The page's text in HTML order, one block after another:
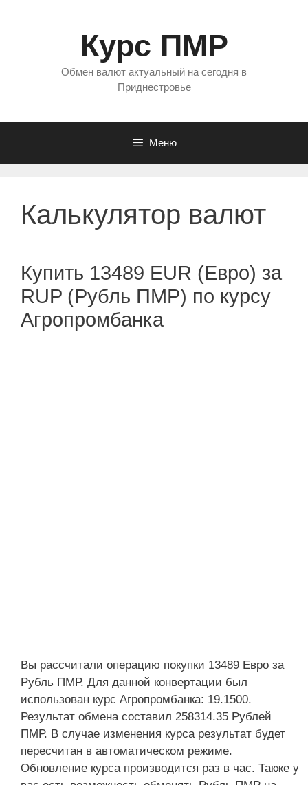
Курс ПМР
Обмен валют актуальный на сегодня в
Приднестровье
Меню
Калькулятор валют
Купить 13489 EUR (Евро) за
RUP (Рубль ПМР) по курсу
Агропромбанка
Вы рассчитали операцию покупки 13489 Евро за
Рубль ПМР. Для данной конвертации был
использован курс Агропромбанка: 19.1500.
Результат обмена составил 258314.35 Рублей
ПМР. В случае изменения курса результат будет
пересчитан в автоматическом режиме.
Обновление курса производится раз в час. Также у